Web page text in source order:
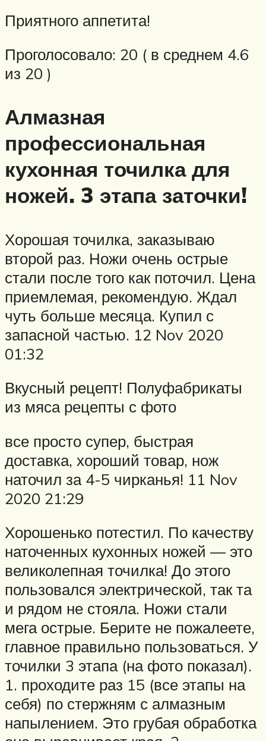
Приятного аппетита!
Проголосовало: 20 ( в среднем 4.6
из 20 )
Алмазная
профессиональная
кухонная точилка для
ножей. 3 этапа заточки!
Хорошая точилка, заказываю
второй раз. Ножи очень острые
стали после того как поточил. Цена
приемлемая, рекомендую. Ждал
чуть больше месяца. Купил с
запасной частью. 12 Nov 2020
01:32
Вкусный рецепт! Полуфабрикаты
из мяса рецепты с фото
все просто супер, быстрая
доставка, хороший товар, нож
наточил за 4-5 чирканья! 11 Nov
2020 21:29
Хорошенько потестил. По качеству
наточенных кухонных ножей — это
великолепная точилка! До этого
пользовался электрической, так та
и рядом не стояла. Ножи стали
мега острые. Берите не пожалеете,
главное правильно пользоваться. У
точилки 3 этапа (на фото показал).
1. проходите раз 15 (все этапы на
себя) по стержням с алмазным
напылением. Это грубая обработка